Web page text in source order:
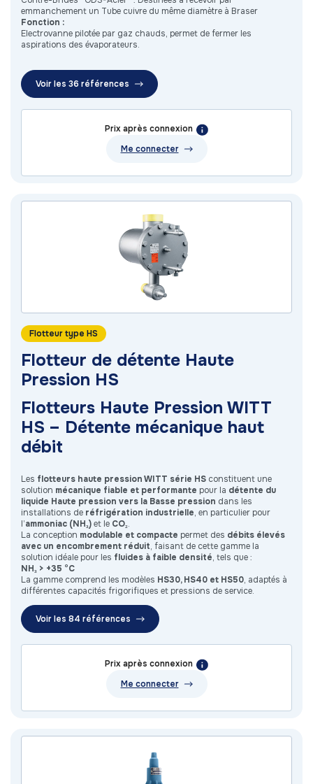
emmanchement un Tube cuivre du même diamètre à Braser
Fonction :
Electrovanne pilotée par gaz chauds, permet de fermer les
aspirations des évaporateurs.
Voir les 36 références
Prix après connexion
Me connecter
Flotteur type HS
Flotteur de détente Haute
Pression HS
Flotteurs Haute Pression WITT
HS – Détente mécanique haut
débit
Les flotteurs haute pression WITT série HS constituent une
solution mécanique fiable et performante pour la détente du
liquide Haute pression vers la Basse pression dans les
installations de réfrigération industrielle, en particulier pour
l’ammoniac (NH₃)et le CO₂.
La conception modulable et compacte permet des débits élevés
avec un encombrement réduit, faisant de cette gamme la
solution idéale pour les fluides à faible densité, tels que :
NH₃ > +35 °C
La gamme comprend les modèles HS30, HS40 et HS50, adaptés à
différentes capacités frigorifiques et pressions de service.
Voir les 84 références
Prix après connexion
Me connecter